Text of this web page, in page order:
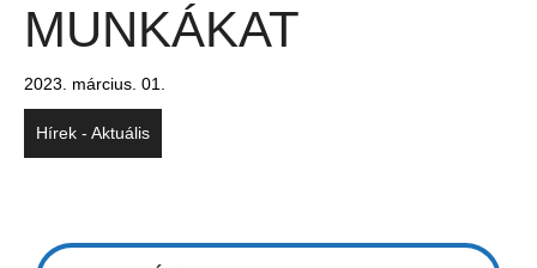
MUNKÁKAT
2023. március. 01.
Hírek - Aktuális